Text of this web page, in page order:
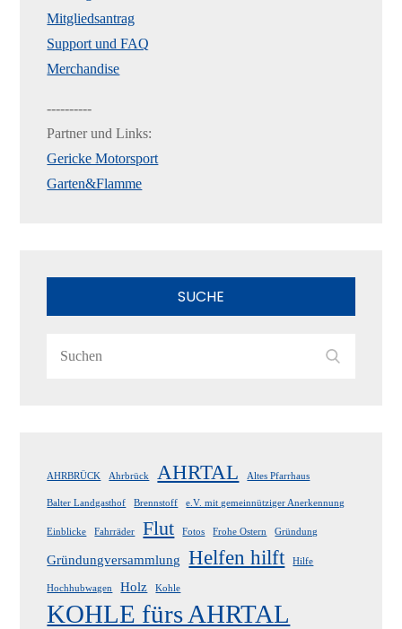
Mitgliedsantrag
Support und FAQ
Merchandise
----------
Partner und Links:
Gericke Motorsport
Garten&Flamme
SUCHE
AHRBRÜCK Ahrbrück AHRTAL Altes Pfarrhaus
Balter Landgasthof Brennstoff e.V. mit gemeinnütziger Anerkennung
Einblicke Fahrräder Flut Fotos Frohe Ostern Gründung
Gründungversammlung Helfen hilft Hilfe
Hochhubwagen Holz Kohle
KOHLE fürs AHRTAL